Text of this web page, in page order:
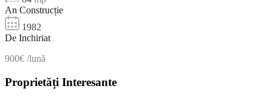
An Construcție
1982
De Inchiriat
900€ /lună
Proprietăți Interesante